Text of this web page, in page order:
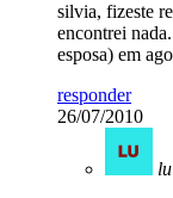
silvia, fizeste
encontrei
esposa) em
responder
26/07/2010